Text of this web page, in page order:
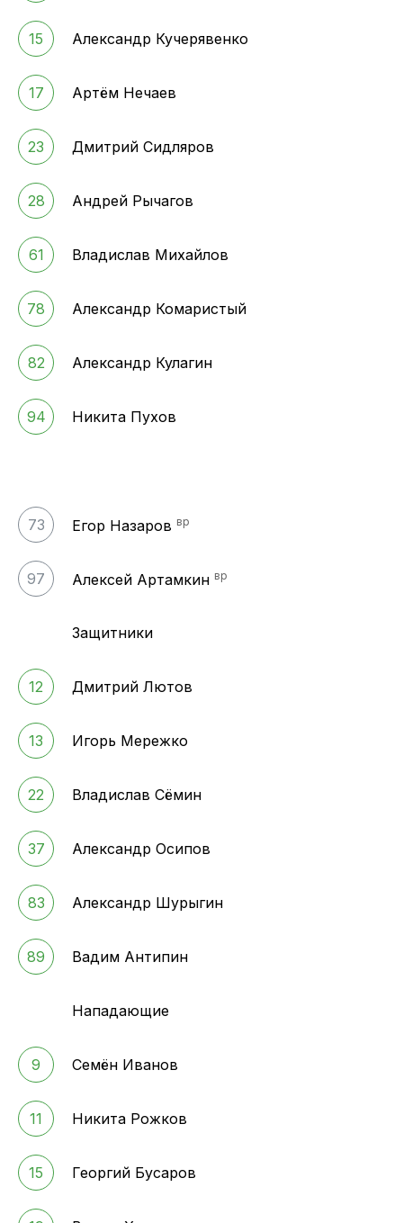
15 Александр Кучерявенко
17 Артём Нечаев
23 Дмитрий Сидляров
28 Андрей Рычагов
61 Владислав Михайлов
78 Александр Комаристый
82 Александр Кулагин
94 Никита Пухов
73 Егор Назаров вр
97 Алексей Артамкин вр
Защитники
12 Дмитрий Лютов
13 Игорь Мережко
22 Владислав Сёмин
37 Александр Осипов
83 Александр Шурыгин
89 Вадим Антипин
Нападающие
9 Семён Иванов
11 Никита Рожков
15 Георгий Бусаров